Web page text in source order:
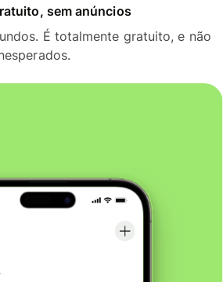
sem anúncios
É totalmente gratuito, e não